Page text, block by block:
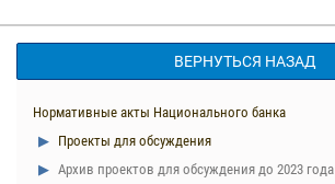
ВЕРНУТЬСЯ НАЗАД
Нормативные акты Национального банка
Проекты для обсуждения
Архив проектов для обсуждения до 2023 года